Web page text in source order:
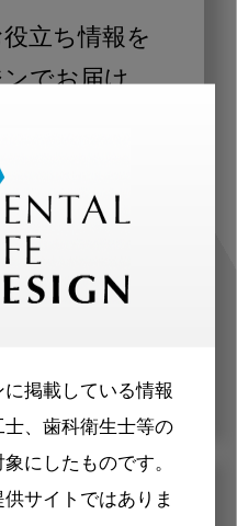
掲載している情報
、歯科衛生士等の
にしたものです。
サイトではありま
立ち情報を
でお届け
（歯科医師、歯
）に合わせた内
お届けします。